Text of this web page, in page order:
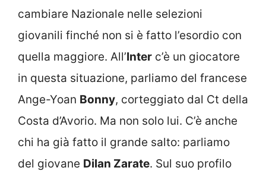
cambiare Nazionale nelle selezioni
giovanili finché non si è fatto l’esordio con
quella maggiore. All’Inter c’è un giocatore
in questa situazione, parliamo del francese
Ange-Yoan Bonny, corteggiato dal Ct della
Costa d’Avorio. Ma non solo lui. C’è anche
chi ha già fatto il grande salto: parliamo
del giovane Dilan Zarate. Sul suo profilo